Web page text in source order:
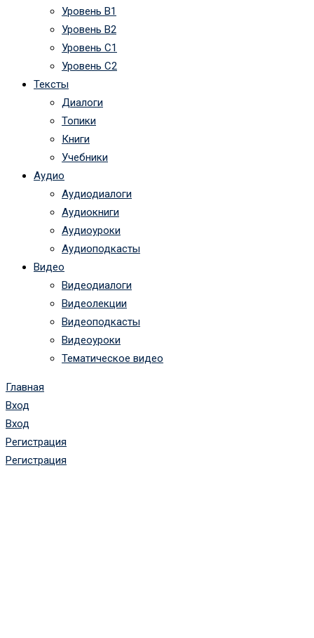
Уровень B1
Уровень B2
Уровень C1
Уровень C2
Тексты
Диалоги
Топики
Книги
Учебники
Аудио
Аудиодиалоги
Аудиокниги
Аудиоуроки
Аудиоподкасты
Видео
Видеодиалоги
Видеолекции
Видеоподкасты
Видеоуроки
Тематическое видео
Главная
Вход
Вход
Регистрация
Регистрация